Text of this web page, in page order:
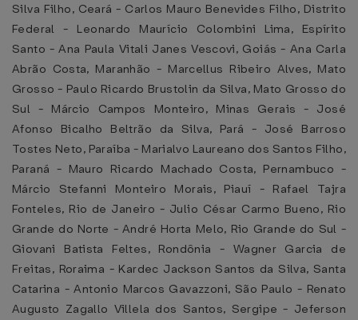
Silva Filho, Ceará - Carlos Mauro Benevides Filho, Distrito
Federal - Leonardo Maurício Colombini Lima, Espírito
Santo - Ana Paula Vitali Janes Vescovi, Goiás - Ana Carla
Abrão Costa, Maranhão - Marcellus Ribeiro Alves, Mato
Grosso - Paulo Ricardo Brustolin da Silva, Mato Grosso do
Sul - Márcio Campos Monteiro, Minas Gerais - José
Afonso Bicalho Beltrão da Silva, Pará - José Barroso
Tostes Neto, Paraíba - Marialvo Laureano dos Santos Filho,
Paraná - Mauro Ricardo Machado Costa, Pernambuco -
Márcio Stefanni Monteiro Morais, Piauí - Rafael Tajra
Fonteles, Rio de Janeiro - Julio César Carmo Bueno, Rio
Grande do Norte - André Horta Melo, Rio Grande do Sul -
Giovani Batista Feltes, Rondônia - Wagner Garcia de
Freitas, Roraima - Kardec Jackson Santos da Silva, Santa
Catarina - Antonio Marcos Gavazzoni, São Paulo - Renato
Augusto Zagallo Villela dos Santos, Sergipe - Jeferson